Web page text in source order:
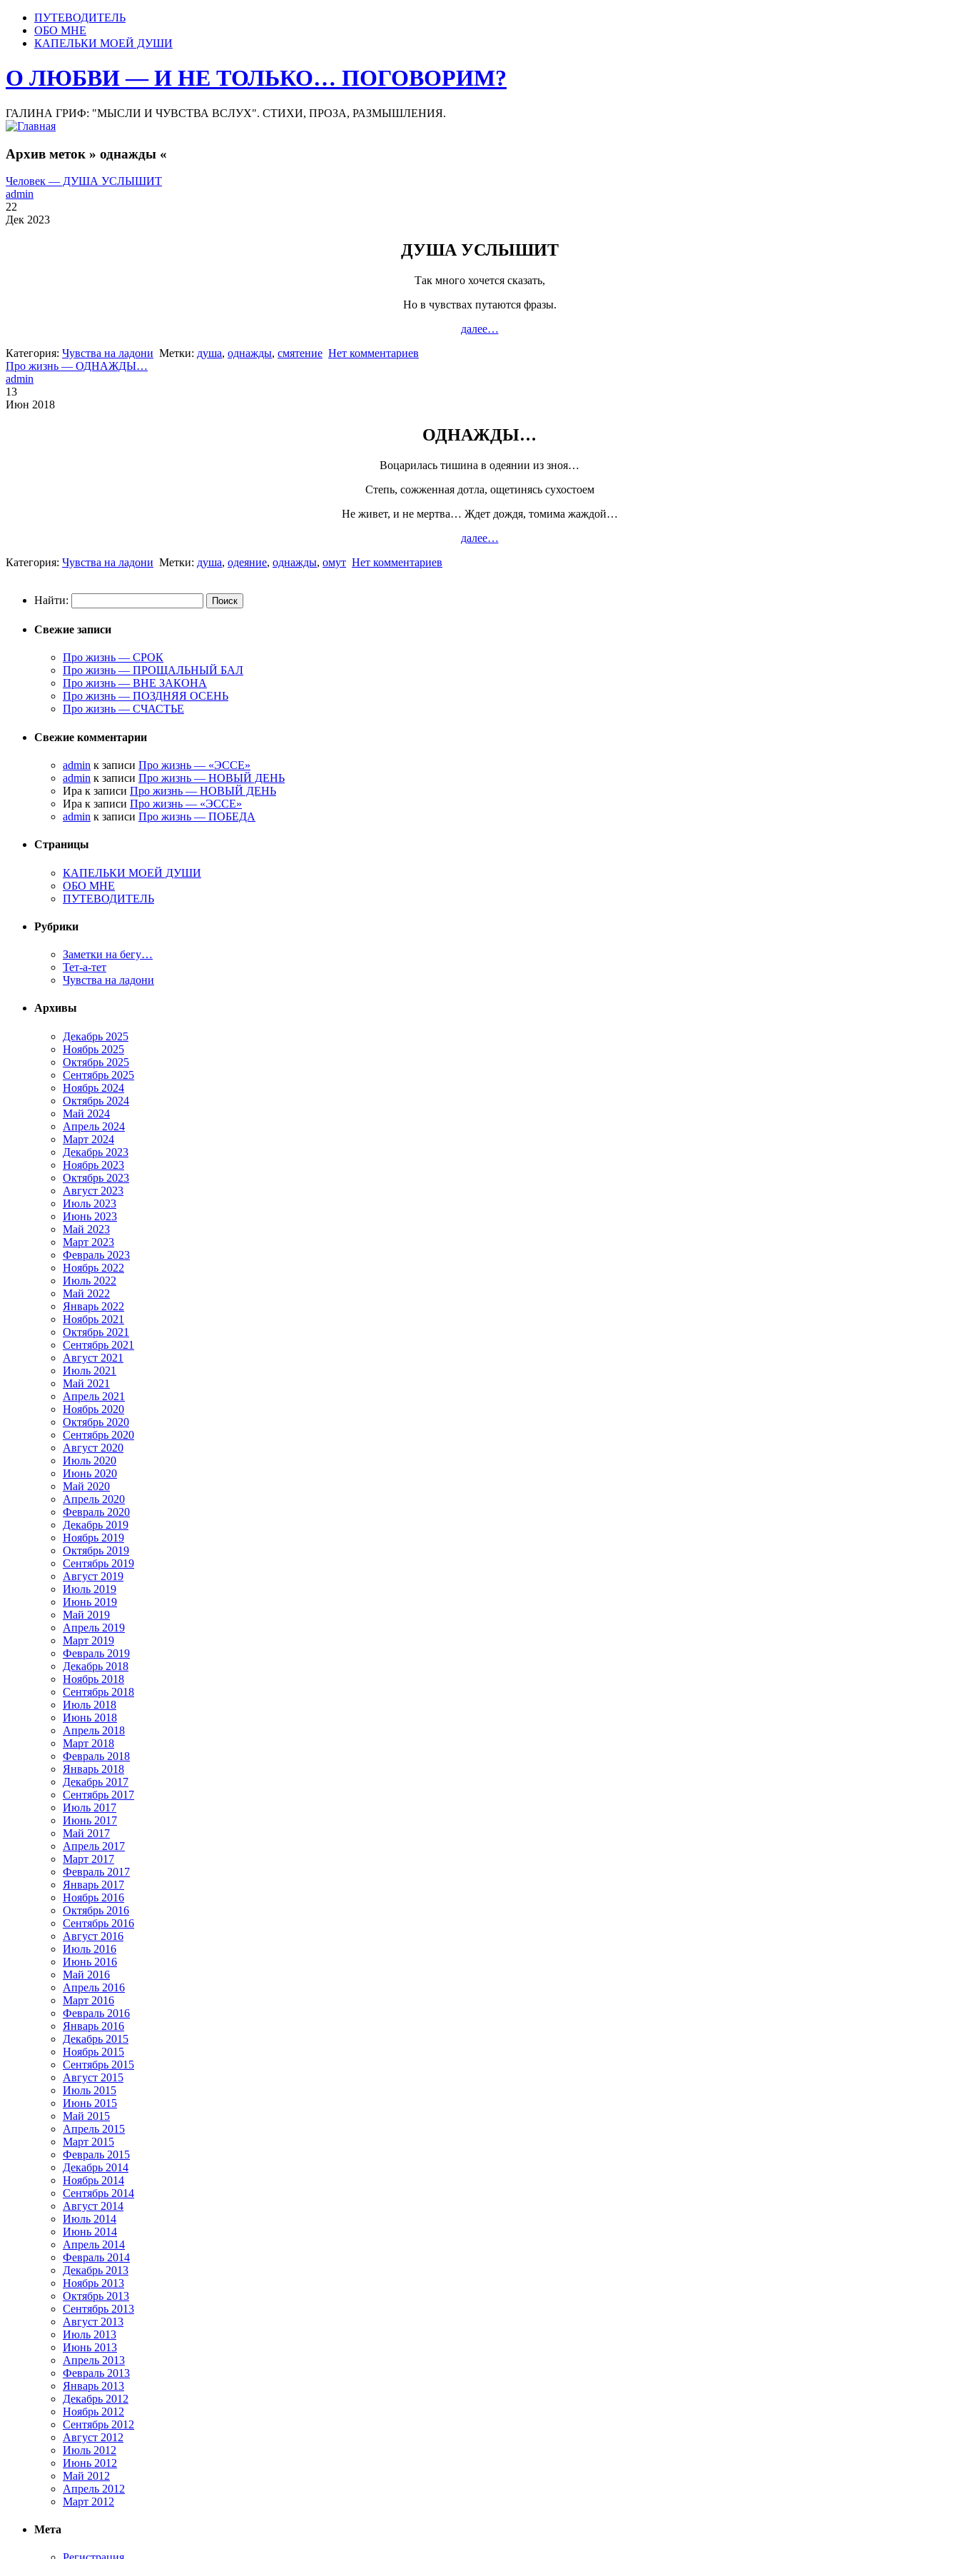
ПУТЕВОДИТЕЛЬ
ОБО МНЕ
КАПЕЛЬКИ МОЕЙ ДУШИ
О ЛЮБВИ — И НЕ ТОЛЬКО… ПОГОВОРИМ?
ГАЛИНА ГРИФ: "МЫСЛИ И ЧУВСТВА ВСЛУХ". СТИХИ, ПРОЗА, РАЗМЫШЛЕНИЯ.
Архив меток » однажды «
Человек — ДУША УСЛЫШИТ
admin
22
Дек 2023
ДУША УСЛЫШИТ
Так много хочется сказать,
Но в чувствах путаются фразы.
далее…
Категория: Чувства на ладони Метки: душа, однажды, смятение Нет комментариев
Про жизнь — ОДНАЖДЫ…
admin
13
Июн 2018
ОДНАЖДЫ…
Воцарилась тишина в одеянии из зноя…
Степь, сожженная дотла, ощетинясь сухостоем
Не живет, и не мертва… Ждет дождя, томима жаждой…
далее…
Категория: Чувства на ладони Метки: душа, одеяние, однажды, омут Нет комментариев
Найти:
Свежие записи
Про жизнь — СРОК
Про жизнь — ПРОЩАЛЬНЫЙ БАЛ
Про жизнь — ВНЕ ЗАКОНА
Про жизнь — ПОЗДНЯЯ ОСЕНЬ
Про жизнь — СЧАСТЬЕ
Свежие комментарии
admin к записи Про жизнь — «ЭССЕ»
admin к записи Про жизнь — НОВЫЙ ДЕНЬ
Ира к записи Про жизнь — НОВЫЙ ДЕНЬ
Ира к записи Про жизнь — «ЭССЕ»
admin к записи Про жизнь — ПОБЕДА
Страницы
КАПЕЛЬКИ МОЕЙ ДУШИ
ОБО МНЕ
ПУТЕВОДИТЕЛЬ
Рубрики
Заметки на бегу…
Тет-а-тет
Чувства на ладони
Архивы
Декабрь 2025
Ноябрь 2025
Октябрь 2025
Сентябрь 2025
Ноябрь 2024
Октябрь 2024
Май 2024
Апрель 2024
Март 2024
Декабрь 2023
Ноябрь 2023
Октябрь 2023
Август 2023
Июль 2023
Июнь 2023
Май 2023
Март 2023
Февраль 2023
Ноябрь 2022
Июль 2022
Май 2022
Январь 2022
Ноябрь 2021
Октябрь 2021
Сентябрь 2021
Август 2021
Июль 2021
Май 2021
Апрель 2021
Ноябрь 2020
Октябрь 2020
Сентябрь 2020
Август 2020
Июль 2020
Июнь 2020
Май 2020
Апрель 2020
Февраль 2020
Декабрь 2019
Ноябрь 2019
Октябрь 2019
Сентябрь 2019
Август 2019
Июль 2019
Июнь 2019
Май 2019
Апрель 2019
Март 2019
Февраль 2019
Декабрь 2018
Ноябрь 2018
Сентябрь 2018
Июль 2018
Июнь 2018
Апрель 2018
Март 2018
Февраль 2018
Январь 2018
Декабрь 2017
Сентябрь 2017
Июль 2017
Июнь 2017
Май 2017
Апрель 2017
Март 2017
Февраль 2017
Январь 2017
Ноябрь 2016
Октябрь 2016
Сентябрь 2016
Август 2016
Июль 2016
Июнь 2016
Май 2016
Апрель 2016
Март 2016
Февраль 2016
Январь 2016
Декабрь 2015
Ноябрь 2015
Сентябрь 2015
Август 2015
Июль 2015
Июнь 2015
Май 2015
Апрель 2015
Март 2015
Февраль 2015
Декабрь 2014
Ноябрь 2014
Сентябрь 2014
Август 2014
Июль 2014
Июнь 2014
Апрель 2014
Февраль 2014
Декабрь 2013
Ноябрь 2013
Октябрь 2013
Сентябрь 2013
Август 2013
Июль 2013
Июнь 2013
Апрель 2013
Февраль 2013
Январь 2013
Декабрь 2012
Ноябрь 2012
Сентябрь 2012
Август 2012
Июль 2012
Июнь 2012
Май 2012
Апрель 2012
Март 2012
Мета